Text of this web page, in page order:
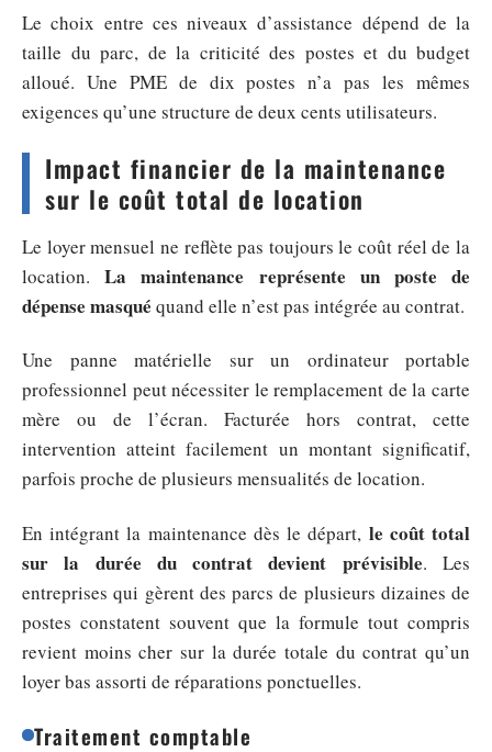
Le choix entre ces niveaux d’assistance dépend de la
taille du parc, de la criticité des postes et du budget
alloué. Une PME de dix postes n’a pas les mêmes
exigences qu’une structure de deux cents utilisateurs.
Impact financier de la maintenance
sur le coût total de location
Le loyer mensuel ne reflète pas toujours le coût réel de la
location.La maintenance représente un poste de
dépense masqué quand elle n’est pas intégrée au contrat.
Une panne matérielle sur un ordinateur portable
professionnel peut nécessiter le remplacement de la carte
mère ou de l’écran. Facturée hors contrat, cette
intervention atteint facilement un montant significatif,
parfois proche de plusieurs mensualités de location.
En intégrant la maintenance dès le départ, le coût total
sur la durée du contrat devient prévisible. Les
entreprises qui gèrent des parcs de plusieurs dizaines de
postes constatent souvent que la formule tout compris
revient moins cher sur la durée totale du contrat qu’un
loyer bas assorti de réparations ponctuelles.
Traitement comptable